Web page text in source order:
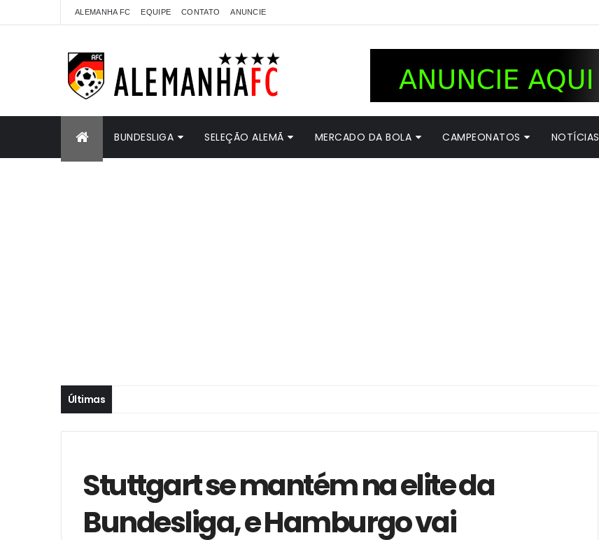
ALEMANHA FC EQUIPE CONTATO ANUNCIE
BUNDESLIGA SELEÇÃO ALEMÃ MERCADO DA BOLA CAMPEONATOS NOTÍCIAS
Últimas
Stuttgart se mantém na elite da
Bundesliga, e Hamburgo vai